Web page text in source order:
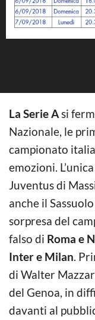
La Serie Asi
Nazionale, le
campionato
emozioni.
Juventus di
anche il
sorpresa del
falso di Roma e
Inter e Milan.
di Walter
del Genoa, in
davanti al